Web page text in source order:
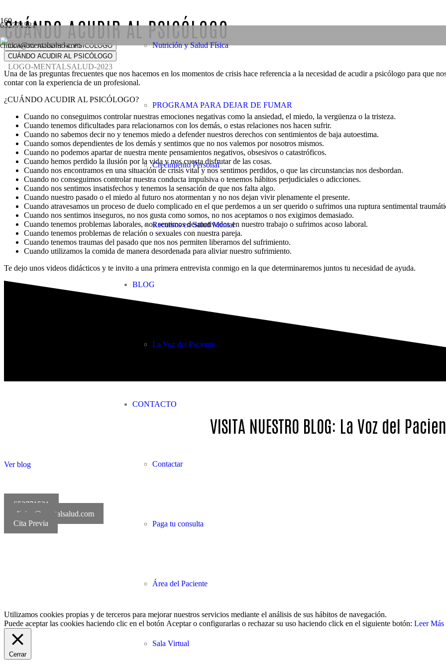
652771521
clinica@mentalsalud.com Nutrición y Salud Física
PROGRAMA PARA DEJAR DE FUMAR
Crecimiento Personal
Recursos en Salud Mental
BLOG
La Voz del Paciente
CONTACTO
Contactar
Paga tu consulta
Área del Paciente
Sala Virtual
CUÁNDO ACUDIR AL PSICÓLOGO
CUÁNDO ACUDIR AL PSICÓLOGO
CUÁNDO ACUDIR AL PSICÓLOGO
Una de las preguntas frecuentes que nos hacemos en los momentos de crisis hace referencia a la necesidad de acudir a psicólogo para que
contar con la experiencia de un profesional.
¿CUÁNDO ACUDIR AL PSICÓLOGO?
Cuando no conseguimos controlar nuestras emociones negativas como la ansiedad, el miedo, la vergüenza o la tristeza.
Cuando tenemos dificultades para relacionarnos con los demás, o estas relaciones nos hacen sufrir.
Cuando no sabemos decir no y tenemos miedo a defender nuestros derechos con sentimientos de baja autoestima.
Cuando somos dependientes de los demás y sentimos que no nos valemos por nosotros mismos.
Cuando no podemos apartar de nuestra mente pensamientos negativos, obsesivos o catastróficos.
Cuando hemos perdido la ilusión por la vida y nos cuesta disfrutar de las cosas.
Cuando nos encontramos en una situación de crisis vital y nos sentimos perdidos, o que las circunstancias nos desbordan.
Cuando no conseguimos controlar nuestra conducta impulsiva o tenemos hábitos perjudiciales o adicciones.
Cuando nos sentimos insatisfechos y tenemos la sensación de que nos falta algo.
Cuando nuestro pasado o el miedo al futuro nos atormentan y no nos dejan vivir plenamente el presente.
Cuando atravesamos un proceso de duelo complicado en el que perdemos a un ser querido o sufrimos una ruptura sentimental
Cuando nos sentimos inseguros, no nos gusta como somos, no nos aceptamos o nos exigimos demasiado.
Cuando tenemos problemas laborales, nos sentimos desmotivados en nuestro trabajo o sufrimos acoso laboral.
Cuando tenemos problemas de relación o sexuales con nuestra pareja.
Cuando tenemos traumas del pasado que nos nos permiten liberarnos del sufrimiento.
Cuando utilizamos la comida de manera desordenada para aliviar nuestro sufrimiento.
Te dejo unos videos didácticos y te invito a una primera entrevista conmigo en la que determinaremos juntos tu necesidad de ayuda.
VISITA NUESTRO BLOG: La Voz del
Ver blog
652771521
clinica@mentalsalud.com
Cita Previa
Utilizamos cookies propias y de terceros para mejorar nuestros servicios mediante el análisis de sus hábitos de navegación.
Puede aceptar las cookies haciendo clic en el botón Aceptaro configurarlas o rechazar su uso haciendo click en el siguiente botón: Leer Más
Cerrar